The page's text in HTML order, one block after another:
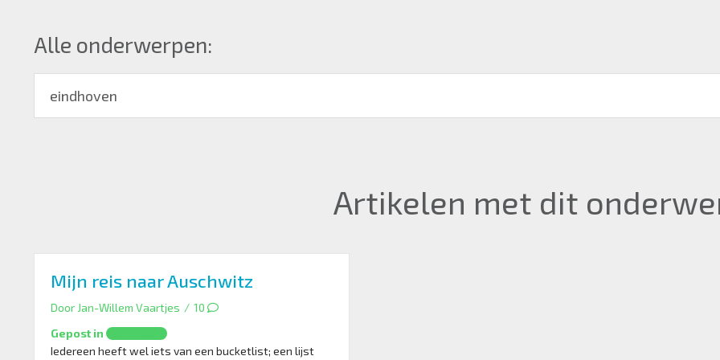
Alle onderwerpen:
Artikelen met dit
Mijn reis naar Auschwitz
Door Jan-Willem Vaartjes / 10
Gepost in
Iedereen heeft wel iets van een bucketlist; een lijst